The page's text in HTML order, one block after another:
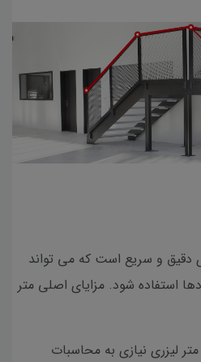
دقیق و سریع است که می تواند
استفاده شود. مزایای اصلی متر
لیزری نیازی به محاسبات